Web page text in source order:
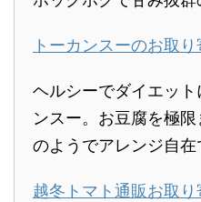
トーカンスーのお取
ヘルシーでダイエッ
ンスー。お豆腐を極
のようでアレンジ自在
越冬トマト通販お取